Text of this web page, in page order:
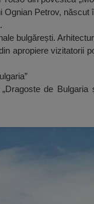
Ognian Petrov, născut
bulgărești.
apropiere vizitatorii
de Bulgaria